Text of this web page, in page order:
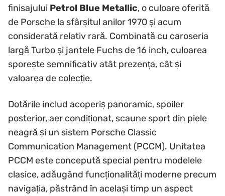
finisajului Petrol Blue Metallic, o culoare oferită
de Porsche la sfârșitul anilor 1970 și acum
considerată relativ rară. Combinată cu caroseria
largă Turbo și jantele Fuchs de 16 inch, culoarea
sporește semnificativ atât prezența, cât și
valoarea de colecție.
Dotările includ acoperiș panoramic, spoiler
posterior, aer condiționat, scaune sport din piele
neagră și un sistem Porsche Classic
Communication Management (PCCM). Unitatea
PCCM este concepută special pentru modelele
clasice, adăugând funcționalități moderne precum
navigația, păstrând în același timp un aspect